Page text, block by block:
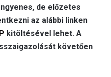
de előzetes
az alábbi linken
kitöltésével lehet. A
követően